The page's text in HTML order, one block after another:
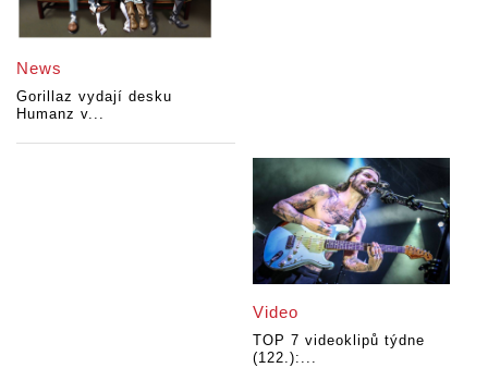
News
Gorillaz vydají desku
Humanz v...
Video
TOP 7 videoklipů týdne
(122.):...